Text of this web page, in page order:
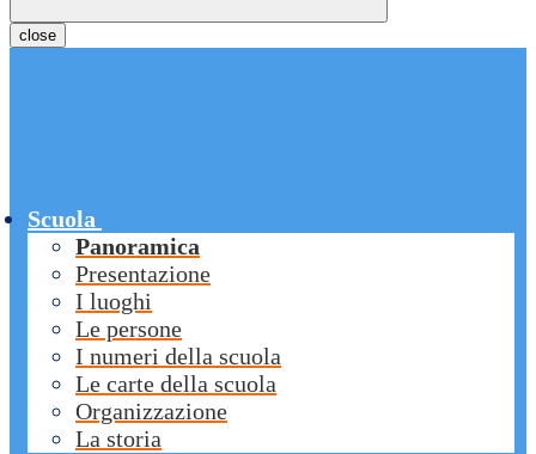
close
Scuola
Panoramica
Presentazione
I luoghi
Le persone
I numeri della scuola
Le carte della scuola
Organizzazione
La storia